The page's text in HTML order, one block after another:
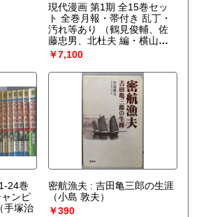
現代漫画 第1期 全15巻セッ
ト 全巻月報・帯付き 乱丁・
汚れ等あり
（鶴見俊輔、佐
藤忠男、北杜夫 編・横山隆
一/横山泰三/萩原賢次/加藤芳
郎/水木しげる/手塚治虫/小島
功/サトウサンペイ/白土三平/
園山俊二/東海林さだお/つげ
義春/石森章太郎）
￥7,100
24巻
ンピ
（手塚治
密航漁夫 : 吉田亀三郎の生涯
（小島 敦夫）
￥390